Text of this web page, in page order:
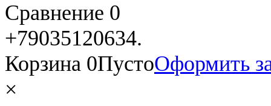
Сравнение 0
+79035120634​.
Корзина 0ПустоОформить
×